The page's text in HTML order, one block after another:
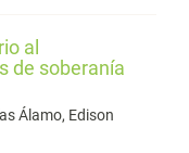
al
de soberanía
Álamo, Edison